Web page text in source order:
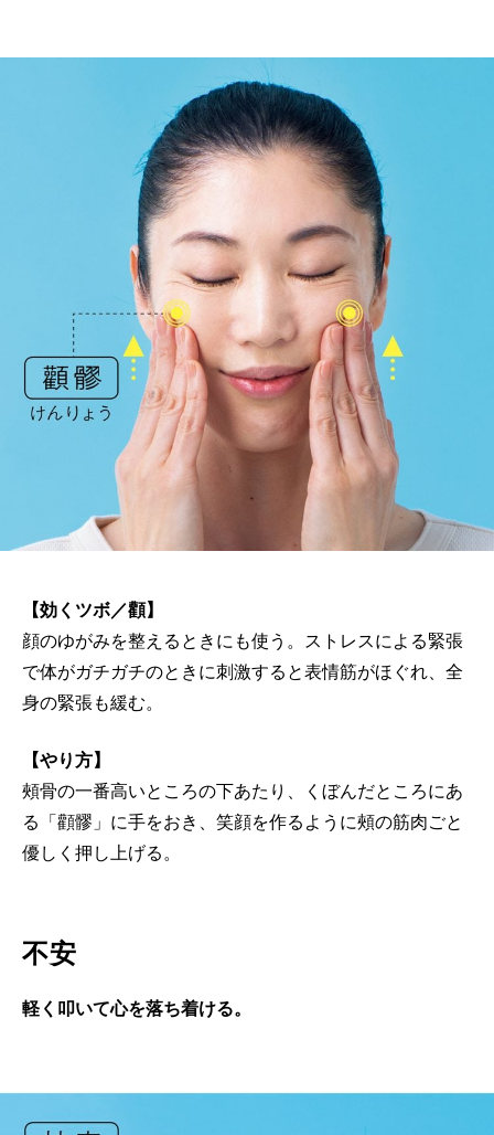
【効くツボ／顴】
顔のゆがみを整えるときにも使う。ストレスによる緊張
で体がガチガチのときに刺激すると表情筋がほぐれ、全
身の緊張も緩む。
【やり方】
頰骨の一番高いところの下あたり、くぼんだところにあ
る「顴髎」に手をおき、笑顔を作るように頰の筋肉ごと
優しく押し上げる。
不安
軽く叩いて心を落ち着ける。